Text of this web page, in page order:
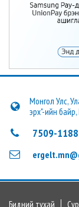
Монгол Улс,
эрх"-ийн
7509-1188
Бидний тухай